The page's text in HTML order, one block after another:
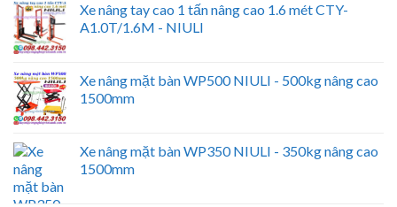
Xe nâng tay cao 1 tấn nâng cao 1.6 mét CTY-
A1.0T/1.6M - NIULI
Xe nâng mặt bàn WP500 NIULI - 500kg nâng cao
1500mm
Xe nâng mặt bàn WP350 NIULI - 350kg nâng cao
1500mm